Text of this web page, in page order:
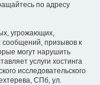
по адресу
угрожающих,
сообщений, призывов к
могут нарушить
услуги хостинга
исследовательского
СПб, ул.